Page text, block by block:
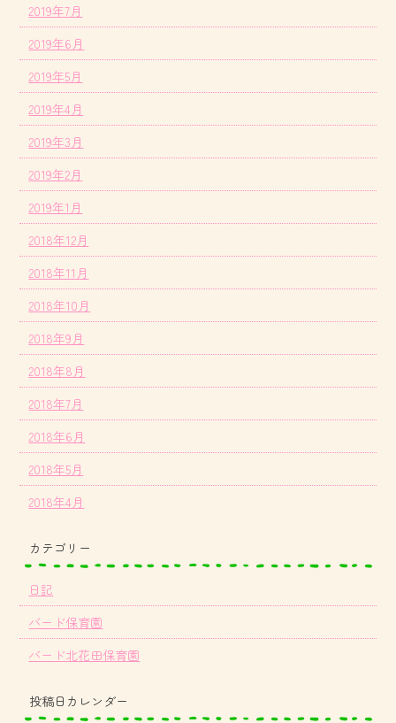
2019年7月
2019年6月
2019年5月
2019年4月
2019年3月
2019年2月
2019年1月
2018年12月
2018年11月
2018年10月
2018年9月
2018年8月
2018年7月
2018年6月
2018年5月
2018年4月
カテゴリー
日記
バード保育園
バード北花田保育園
投稿日カレンダー